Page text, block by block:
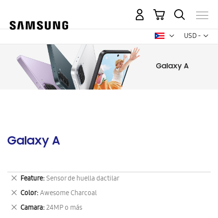
USD -
dólar
Mi carrito
Galaxy A
Feature Sensor de huella dactilar
Eliminar
este
artículo
Color Awesome Charcoal
Eliminar
este
artículo
Camara 24MP o más
Eliminar